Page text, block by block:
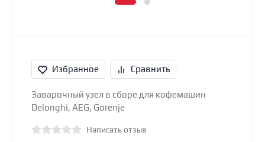
Избранное Сравнить
Заварочный узел в сборе для кофемашин
Delonghi, AEG, Gorenje
Написать отзыв